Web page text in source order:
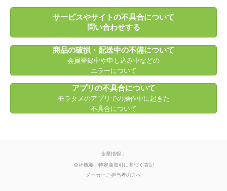
モラタメクーポン
オフィスタメ
その他キャンペーンについて
クチコミ投稿について
月額費用の決済について
有償ポイントについて
ポイント交換申請について
サービスやサイトの不具合について
問い合わせする
商品の破損・配送中の不備について
会員登録中や申し込み中などの
エラーについて
アプリの不具合について
モラタメのアプリでの操作中に起きた
不具合について
企業情報：
会社概要
特定商取引に基づく表記
メーカーご担当者の方へ